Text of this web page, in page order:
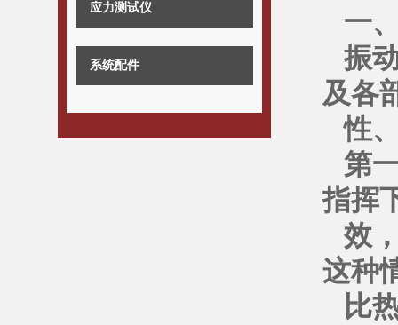
应力测试仪
系统配件
一
振
及各
性
第
指挥
效
这种
比